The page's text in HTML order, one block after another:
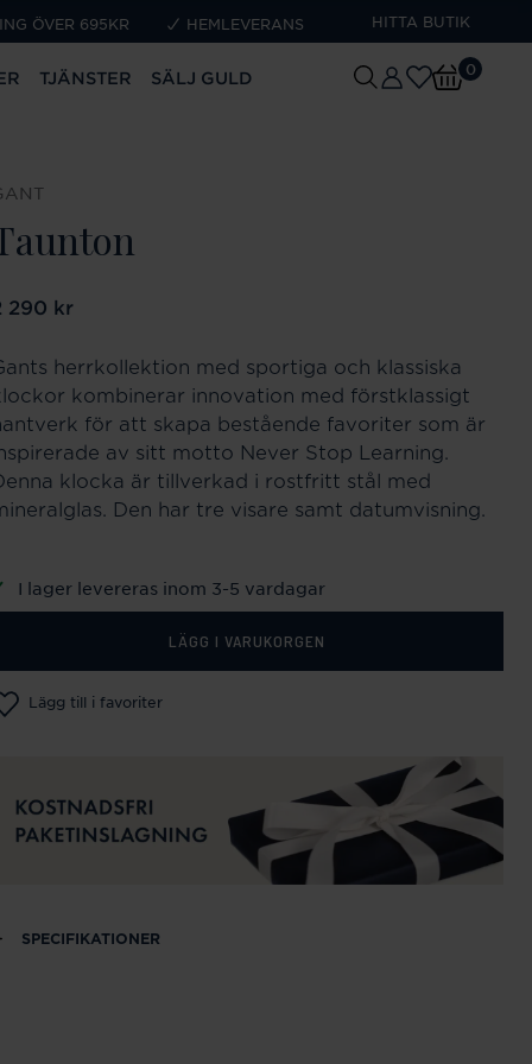
ÖVER 695KR HEMLEVERANS HITTA BUTIK
TJÄNSTER SÄLJ GULD 0
:2 290 kr
290 kr
herrkollektion med sportiga och klassiska
kombinerar innovation med förstklassigt
för att skapa bestående favoriter som är
av sitt motto Never Stop Learning.
klocka är tillverkad i rostfritt stål med
Den har tre visare samt datumvisning.
I lager levereras inom 3-5 vardagar
LÄGG I VARUKORGEN
Lägg till i favoriter
SPECIFIKATIONER